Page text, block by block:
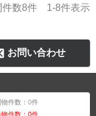
件数8件 1-8件表示
お問い合わせ
物件数：0件
物件数：0件